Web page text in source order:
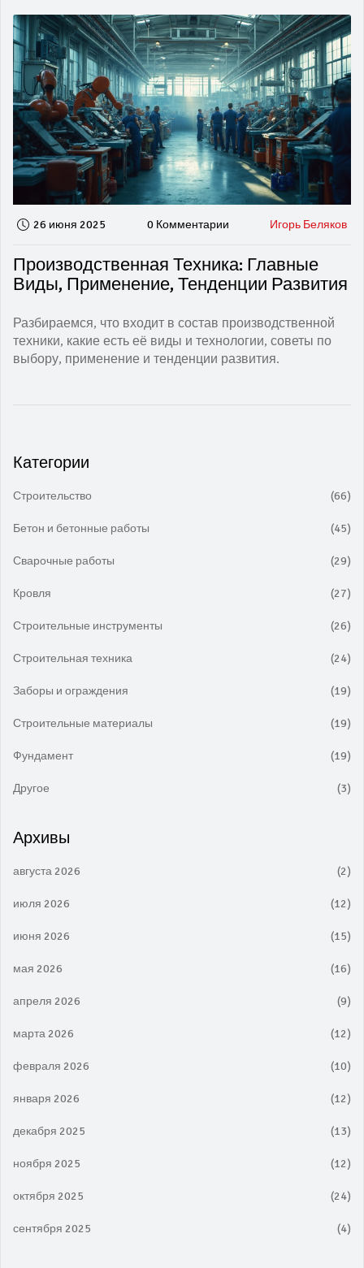
26 июня 2025 0 Комментарии Игорь Беляков
Производственная Техника: Главные
Виды, Применение, Тенденции Развития
Разбираемся, что входит в состав производственной
техники, какие есть её виды и технологии, советы по
выбору, применение и тенденции развития.
Категории
Строительство (66)
Бетон и бетонные работы (45)
Сварочные работы (29)
Кровля (27)
Строительные инструменты (26)
Строительная техника (24)
Заборы и ограждения (19)
Строительные материалы (19)
Фундамент (19)
Другое (3)
Архивы
августа 2026 (2)
июля 2026 (12)
июня 2026 (15)
мая 2026 (16)
апреля 2026 (9)
марта 2026 (12)
февраля 2026 (10)
января 2026 (12)
декабря 2025 (13)
ноября 2025 (12)
октября 2025 (24)
сентября 2025 (4)